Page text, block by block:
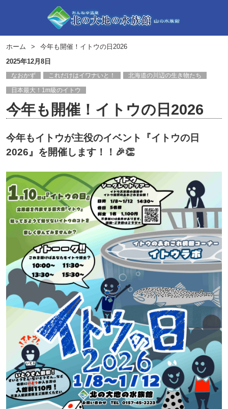
ホーム
今年も開催！イトウの日2026
2025年12月8日
なおかず これだけはイワナいと！ 北海道の川辺の生き物たち
日本最大！1m級のイトウ
今年も開催！イトウの日2026
今年もイトウが主役のイベント『イトウの日
2026』を開催します！！🎉👏